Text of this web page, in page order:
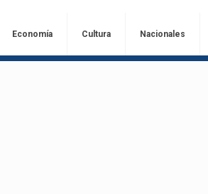
Economía Cultura Nacionales